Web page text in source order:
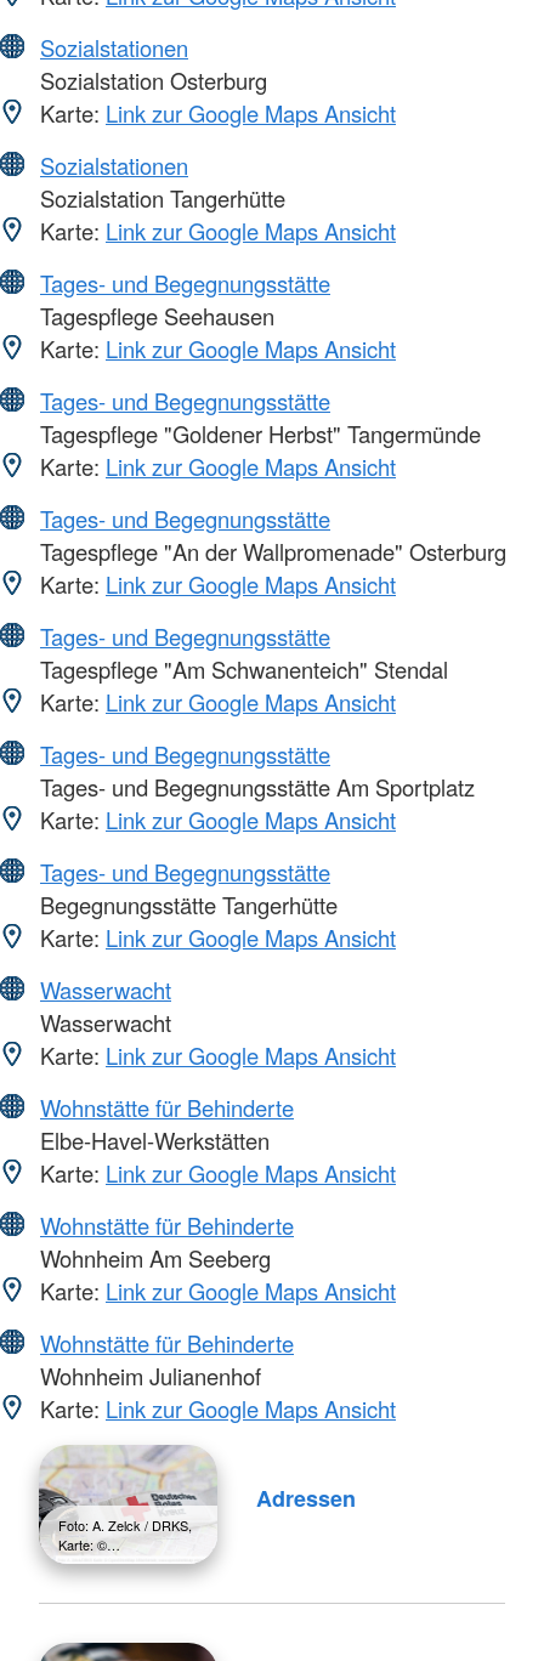
Sozialstationen
Sozialstation Osterburg
Karte: Link zur Google Maps Ansicht
Sozialstationen
Sozialstation Tangerhütte
Karte: Link zur Google Maps Ansicht
Tages- und Begegnungsstätte
Tagespflege Seehausen
Karte: Link zur Google Maps Ansicht
Tages- und Begegnungsstätte
Tagespflege "Goldener Herbst" Tangermünde
Karte: Link zur Google Maps Ansicht
Tages- und Begegnungsstätte
Tagespflege "An der Wallpromenade" Osterburg
Karte: Link zur Google Maps Ansicht
Tages- und Begegnungsstätte
Tagespflege "Am Schwanenteich" Stendal
Karte: Link zur Google Maps Ansicht
Tages- und Begegnungsstätte
Tages- und Begegnungsstätte Am Sportplatz
Karte: Link zur Google Maps Ansicht
Tages- und Begegnungsstätte
Begegnungsstätte Tangerhütte
Karte: Link zur Google Maps Ansicht
Wasserwacht
Wasserwacht
Karte: Link zur Google Maps Ansicht
Wohnstätte für Behinderte
Elbe-Havel-Werkstätten
Karte: Link zur Google Maps Ansicht
Wohnstätte für Behinderte
Wohnheim Am Seeberg
Karte: Link zur Google Maps Ansicht
Wohnstätte für Behinderte
Wohnheim Julianenhof
Karte: Link zur Google Maps Ansicht
Foto: A. Zelck / DRKS,
Karte: ©…
Adressen